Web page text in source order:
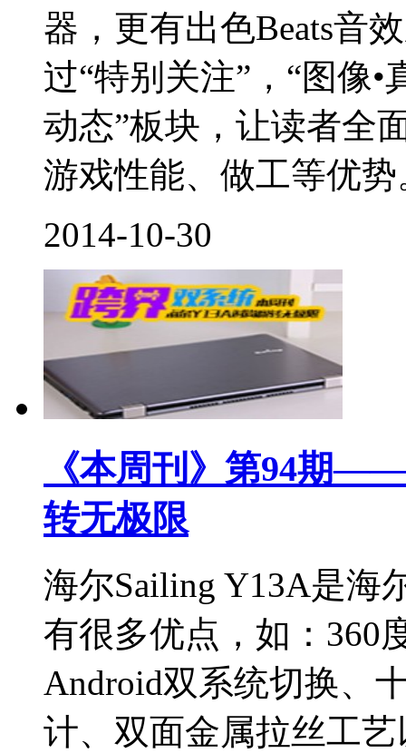
器，更有出色Beats音
过“特别关注”，“图像•
动态”板块，让读者全
游戏性能、做工等优势
2014-10-30
《本周刊》第94期
转无极限
海尔Sailing Y13A是海
有很多优点，如：360
Android双系统切换、
计、双面金属拉丝工